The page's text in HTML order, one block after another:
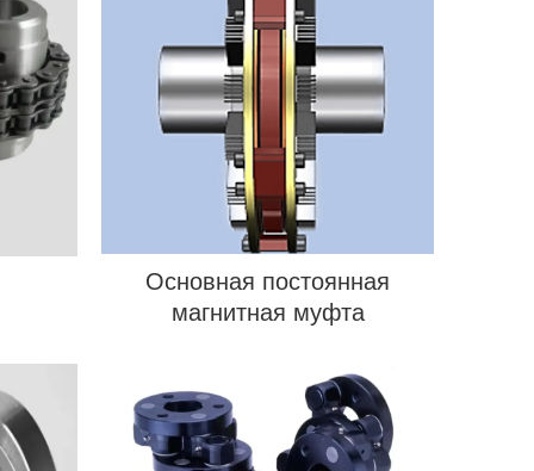
Основная постоянная
магнитная муфта